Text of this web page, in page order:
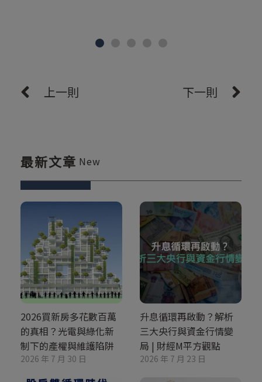
上一則 下一則
最新文章 New
2026買新房多花數百萬
的真相？光電與綠化新
制下的產權與維護陷阱
2026 年 7 月 30 日
升息循環再啟動？解析
三大央行與資金行情變
局 | 財經M平方觀點
2026 年 7 月 23 日